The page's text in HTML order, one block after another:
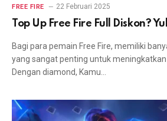
FREE FIRE 22 Februari 2025
Top Up Free Fire Full Diskon?
Bagi para pemain Free Fire, memiliki
yang sangat penting untuk
Dengan diamond, Kamu…